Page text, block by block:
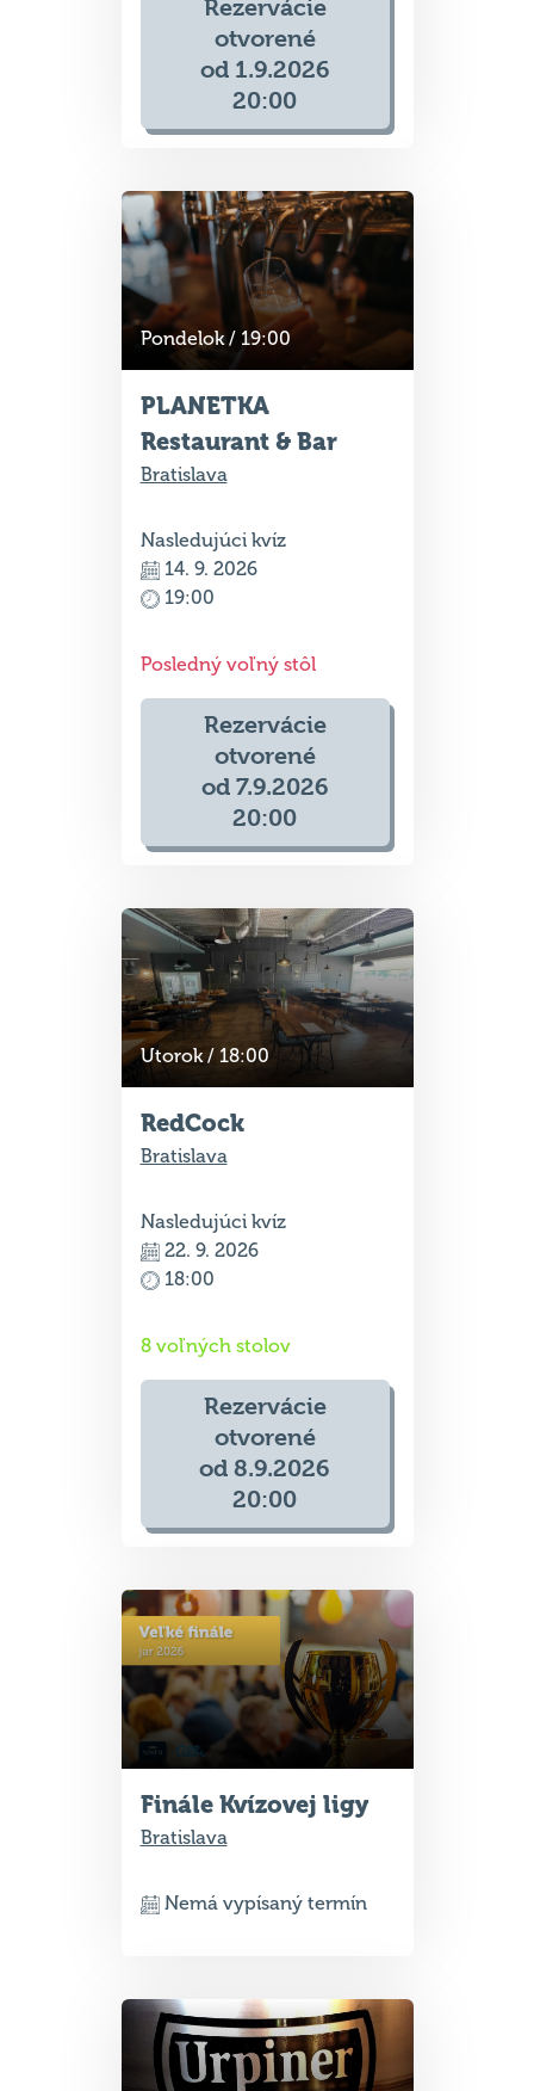
Rezervácie
otvorené
od 1.9.2026
20:00
Pondelok / 19:00
PLANETKA
Restaurant & Bar
Bratislava
Nasledujúci kvíz
14. 9. 2026
19:00
Posledný voľný stôl
Rezervácie
otvorené
od 7.9.2026
20:00
Utorok / 18:00
RedCock
Bratislava
Nasledujúci kvíz
22. 9. 2026
18:00
8 voľných stolov
Rezervácie
otvorené
od 8.9.2026
20:00
Finále Kvízovej ligy
Bratislava
Nemá vypísaný termín